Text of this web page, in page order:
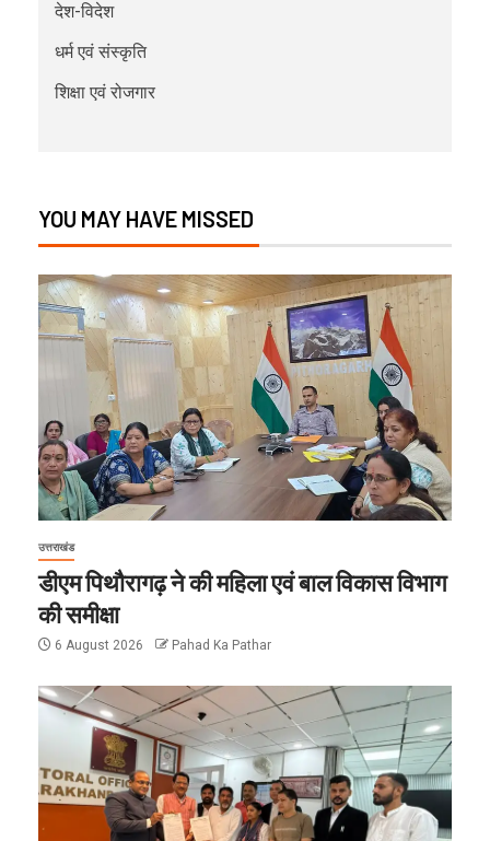
देश-विदेश
धर्म एवं संस्कृति
शिक्षा एवं रोजगार
YOU MAY HAVE MISSED
उत्तराखंड
डीएम पिथौरागढ़ ने की महिला एवं बाल विकास विभाग
की समीक्षा
6 August 2026 Pahad Ka Pathar